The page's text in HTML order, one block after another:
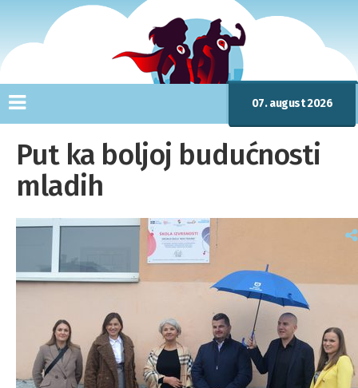
07. august 2026
Put ka boljoj budućnosti
mladih